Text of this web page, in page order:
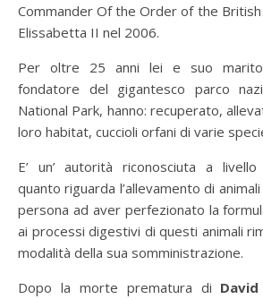
Commander Of the Order of the
Elissabetta II nel 2006.
Per oltre 25 anni lei e suo
fondatore del gigantesco parco
National Park, hanno: recuperato,
loro habitat, cuccioli orfani di varie
E’ un’ autorità riconosciuta a
quanto riguarda l’allevamento di animali
persona ad aver perfezionato la
ai processi digestivi di questi animali
modalità della sua somministrazione.
Dopo la morte prematura di